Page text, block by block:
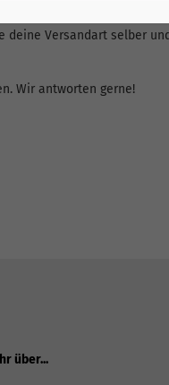
deine Versandart selber
Wir antworten gerne!
über...